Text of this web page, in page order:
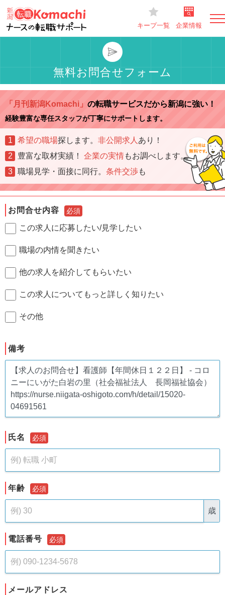
キープ一覧 企業情報
無料お問合せフォーム
「月刊新潟Komachi」 の転職サービスだから新潟に強い！
経験豊富な専任スタッフが丁寧にサポートします。
1 希望の職場探します。 非公開求人 あり！
2
豊富な取材実績！ 企業の実情もお調べします。
3
職場見学・面接に同行。 条件交渉も
お問合せ内容 必須
この求人に応募したい/見学したい
職場の内情を聞きたい
他の求人を紹介してもらいたい
この求人についてもっと詳しく知りたい
その他
備考
氏名 必須
年齢 必須
歳
電話番号 必須
メールアドレス